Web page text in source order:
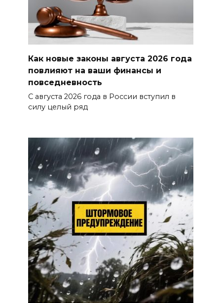
Как новые законы августа 2026 года
повлияют на ваши финансы и
повседневность
С августа 2026 года в России вступил в
силу целый ряд